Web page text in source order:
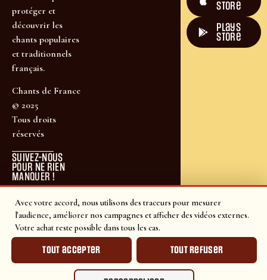
Avec votre accord, nous utilisons des traceurs pour mesurer
l'audience, améliorer nos campagnes et afficher des vidéos externes.
Votre achat reste possible dans tous les cas.
Tout accepter Tout refuser
protéger et
découvrir les
chants populaires
et traditionnels
français.
Chants de France
© 2025
Tous droits
réservés
SUIVEZ-NOUS
POUR NE RIEN
MANQUER !
Store
plays
store